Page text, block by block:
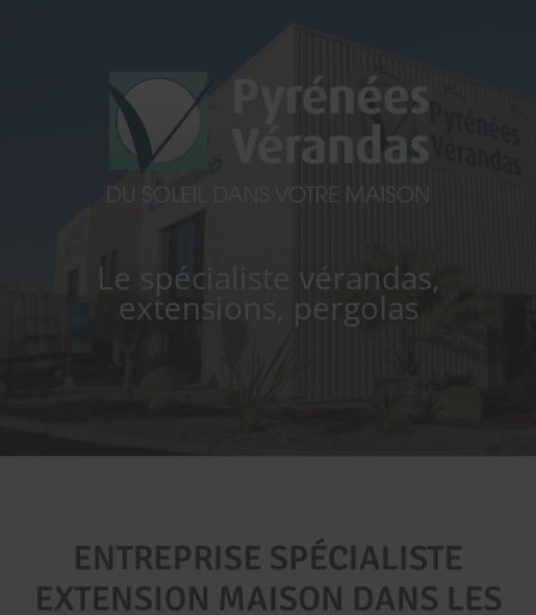
Le spécialiste vérandas,
extensions, pergolas
ENTREPRISE SPÉCIALISTE
EXTENSION MAISON DANS LES